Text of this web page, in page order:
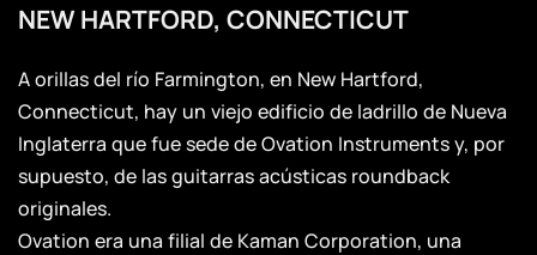
NEW HARTFORD, CONNECTICUT
A orillas del río Farmington, en New Hartford,
Connecticut, hay un viejo edificio de ladrillo de Nueva
Inglaterra que fue sede de Ovation Instruments y, por
supuesto, de las guitarras acústicas roundback
originales.
Ovation era una filial de Kaman Corporation, una